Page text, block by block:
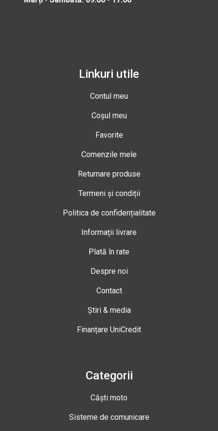
Linkuri utile
Contul meu
Coșul meu
Favorite
Comenzile mele
Returnare produse
Termeni și condiții
Politica de confidențialitate
Informații livrare
Plată în rate
Despre noi
Contact
Știri & media
Finanțare UniCredit
Categorii
Căști moto
Sisteme de comunicare